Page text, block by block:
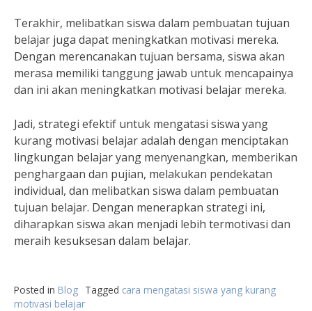
Terakhir, melibatkan siswa dalam pembuatan tujuan
belajar juga dapat meningkatkan motivasi mereka.
Dengan merencanakan tujuan bersama, siswa akan
merasa memiliki tanggung jawab untuk mencapainya
dan ini akan meningkatkan motivasi belajar mereka.
Jadi, strategi efektif untuk mengatasi siswa yang
kurang motivasi belajar adalah dengan menciptakan
lingkungan belajar yang menyenangkan, memberikan
penghargaan dan pujian, melakukan pendekatan
individual, dan melibatkan siswa dalam pembuatan
tujuan belajar. Dengan menerapkan strategi ini,
diharapkan siswa akan menjadi lebih termotivasi dan
meraih kesuksesan dalam belajar.
Posted in Blog Tagged cara mengatasi siswa yang kurang
motivasi belajar